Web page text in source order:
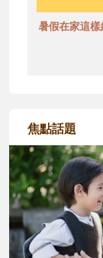
暑假在家這
焦點話題